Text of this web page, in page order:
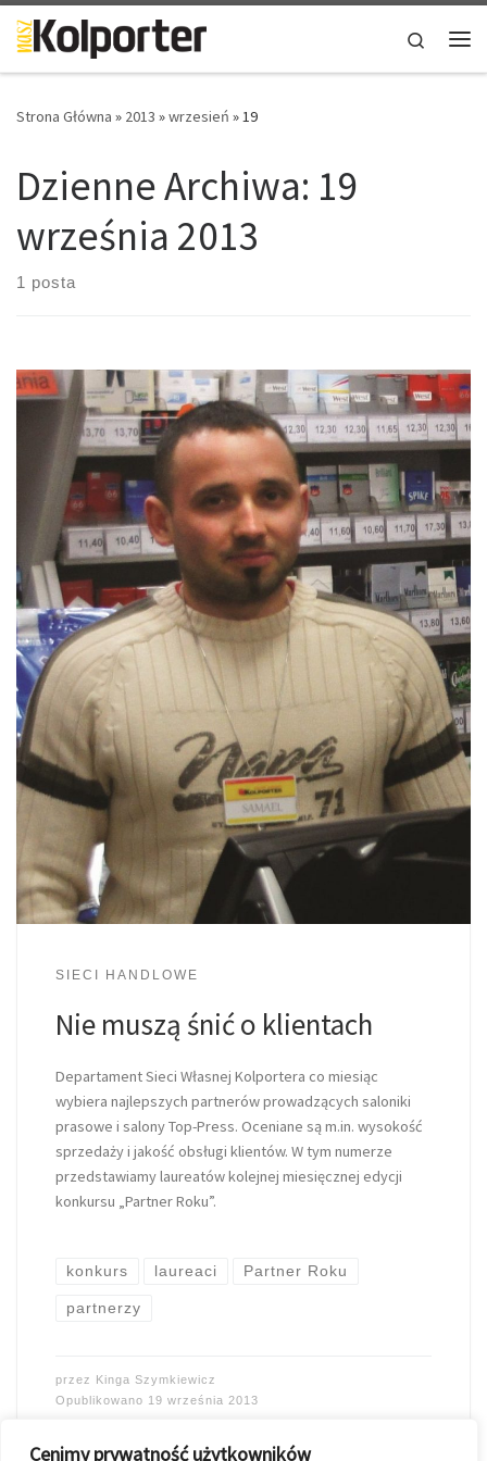
Cenimy prywatność użytkowników
Skip to content
Search
Strona Główna » 2013 »wrzesień »19
Dzienne Archiwa: 19
września 2013
1 posta
SIECI HANDLOWE
Nie muszą śnić o klientach
Departament Sieci Własnej Kolportera co miesiąc
wybiera najlepszych partnerów prowadzących saloniki
prasowe i salony Top-Press. Oceniane są m.in. wysokość
sprzedaży i jakość obsługi klientów. W tym numerze
przedstawiamy laureatów kolejnej miesięcznej edycji
konkursu „Partner Roku”.
konkurs laureaci Partner Roku
partnerzy
przez
Kinga Szymkiewicz
Opublikowano 19 września 2013